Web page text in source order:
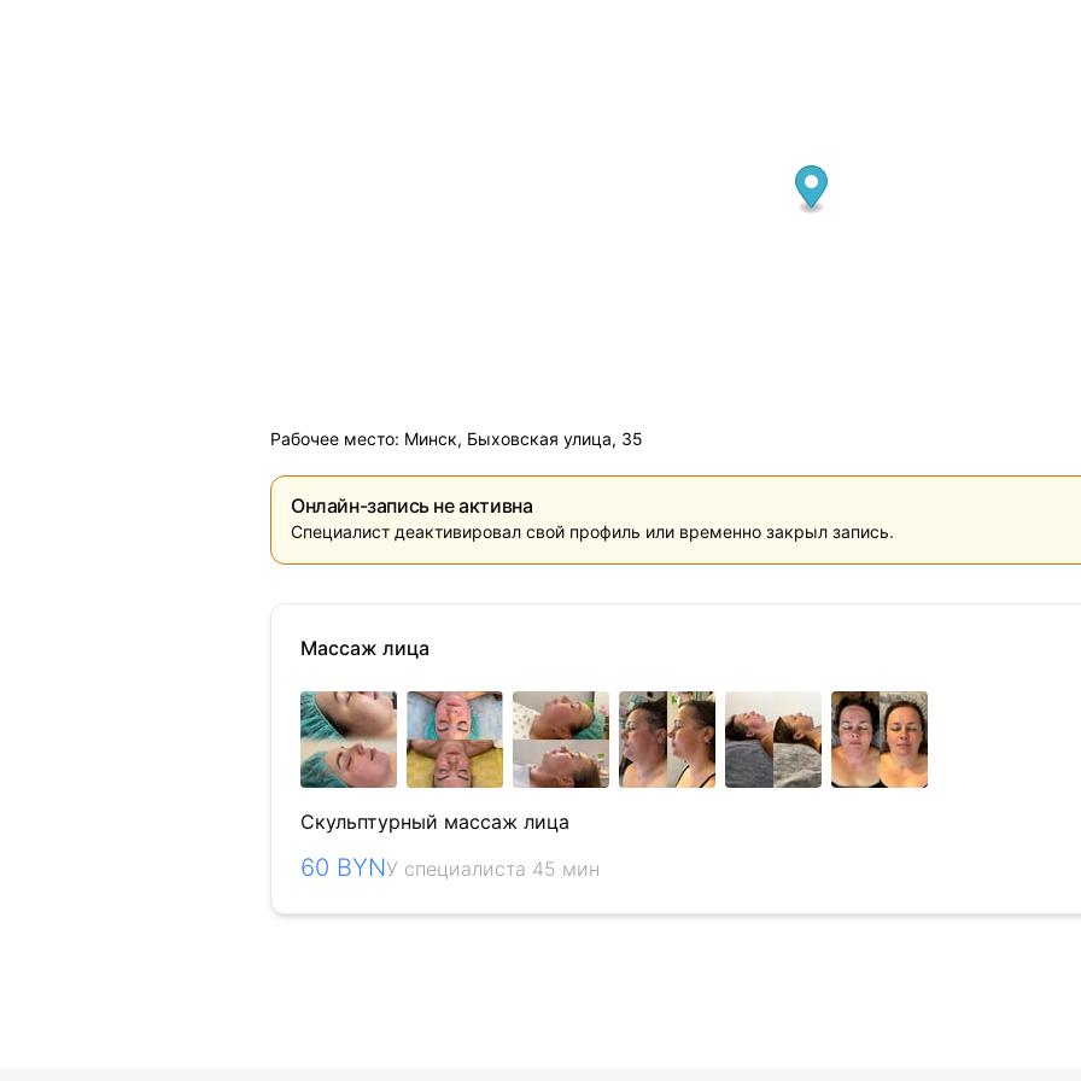
Рабочее место: Минск, Быховская улица, 35
Онлайн-запись не активна
Специалист деактивировал свой профиль или временно закрыл запись.
Массаж лица
Скульптурный массаж лица
60 BYNУ специалиста 45 мин